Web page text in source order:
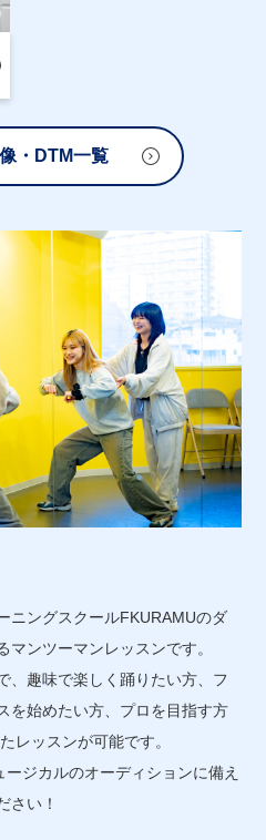
・DTM一覧
ニングスクールFKURAMUのダ
マンツーマンレッスンです。
、趣味で楽しく踊りたい方、フ
を始めたい方、プロを目指す方
レッスンが可能です。
ジカルのオーディションに備え
さい！